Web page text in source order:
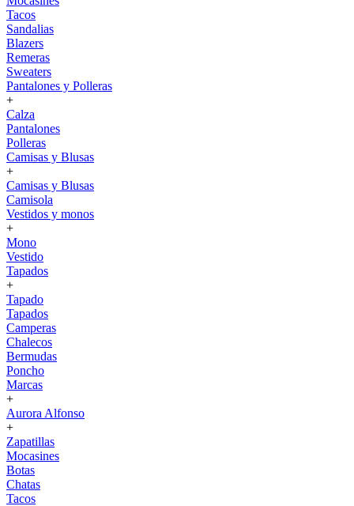
Tacos
Sandalias
Blazers
Remeras
Sweaters
Pantalones y Polleras
+
Calza
Pantalones
Polleras
Camisas y Blusas
+
Camisas y Blusas
Camisola
Vestidos y monos
+
Mono
Vestido
Tapados
+
Tapado
Tapados
Camperas
Chalecos
Bermudas
Poncho
Marcas
+
Aurora Alfonso
+
Zapatillas
Mocasines
Botas
Chatas
Tacos